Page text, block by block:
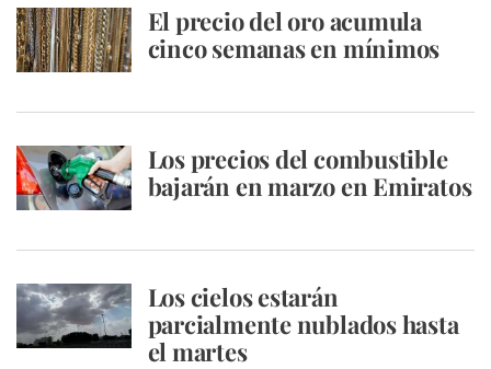
El precio del oro acumula
cinco semanas en mínimos
Los precios del combustible
bajarán en marzo en Emiratos
Los cielos estarán
parcialmente nublados hasta
el martes